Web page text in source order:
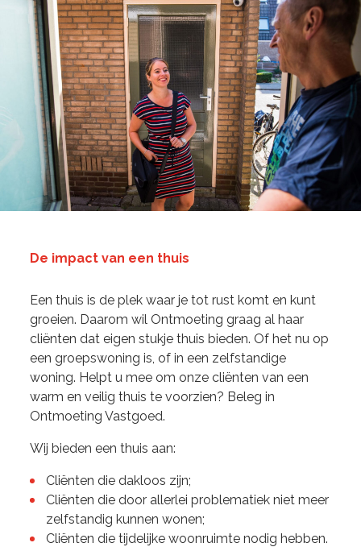
De impact van een thuis
Een thuis is de plek waar je tot rust komt en kunt
groeien. Daarom wil Ontmoeting graag al haar
cliënten dat eigen stukje thuis bieden. Of het nu op
een groepswoning is, of in een zelfstandige
woning. Helpt u mee om onze cliënten van een
warm en veilig thuis te voorzien? Beleg in
Ontmoeting Vastgoed.
Wij bieden een thuis aan:
Cliënten die dakloos zijn;
Cliënten die door allerlei problematiek niet meer
zelfstandig kunnen wonen;
Cliënten die tijdelijke woonruimte nodig hebben.